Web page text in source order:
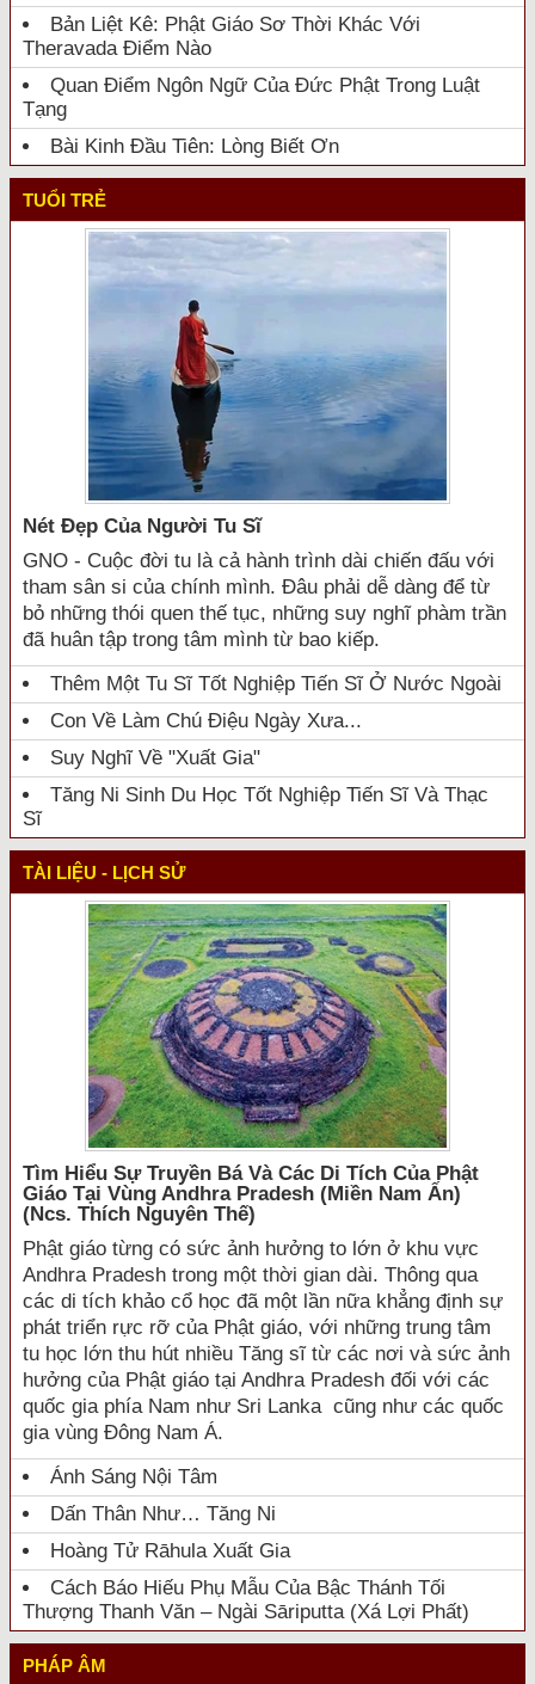
Bản Liệt Kê: Phật Giáo Sơ Thời Khác Với
Theravada Điểm Nào
Quan Điểm Ngôn Ngữ Của Đức Phật Trong Luật
Tạng
Bài Kinh Đầu Tiên: Lòng Biết Ơn
TUỔI TRẺ
Nét Đẹp Của Người Tu Sĩ
GNO - Cuộc đời tu là cả hành trình dài chiến đấu với
tham sân si của chính mình. Đâu phải dễ dàng để từ
bỏ những thói quen thế tục, những suy nghĩ phàm trần
đã huân tập trong tâm mình từ bao kiếp.
Thêm Một Tu Sĩ Tốt Nghiệp Tiến Sĩ Ở Nước Ngoài
Con Về Làm Chú Điệu Ngày Xưa...
Suy Nghĩ Về "xuất Gia"
Tăng Ni Sinh Du Học Tốt Nghiệp Tiến Sĩ Và Thạc
Sĩ
TÀI LIỆU - LỊCH SỬ
Tìm Hiểu Sự Truyền Bá Và Các Di Tích Của Phật
Giáo Tại Vùng Andhra Pradesh (miền Nam Ấn)
(ncs. Thích Nguyên Thế)
Phật giáo từng có sức ảnh hưởng to lớn ở khu vực
Andhra Pradesh trong một thời gian dài. Thông qua
các di tích khảo cổ học đã một lần nữa khẳng định sự
phát triển rực rỡ của Phật giáo, với những trung tâm
tu học lớn thu hút nhiều Tăng sĩ từ các nơi và sức ảnh
hưởng của Phật giáo tại Andhra Pradesh đối với các
quốc gia phía Nam như Sri Lanka cũng như các quốc
gia vùng Đông Nam Á.
Ánh Sáng Nội Tâm
Dấn Thân Như… Tăng Ni
Hoàng Tử Rāhula Xuất Gia
Cách Báo Hiếu Phụ Mẫu Của Bậc Thánh Tối
Thượng Thanh Văn – Ngài Sāriputta (Xá Lợi Phất)
PHÁP ÂM